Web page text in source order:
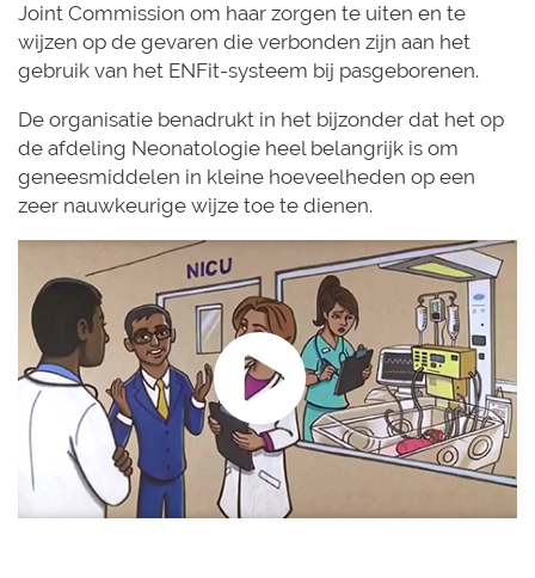
Joint Commission om haar zorgen te uiten en te
wijzen op de gevaren die verbonden zijn aan het
gebruik van het ENFit-systeem bij pasgeborenen.
De organisatie benadrukt in het bijzonder dat het op
de afdeling Neonatologie heel belangrijk is om
geneesmiddelen in kleine hoeveelheden op een
zeer nauwkeurige wijze toe te dienen.